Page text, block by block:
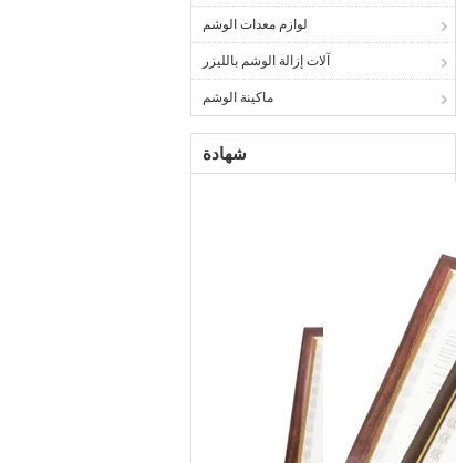
لوازم معدات الوشم
آلات إزالة الوشم بالليزر
ماكينة الوشم
شهادة